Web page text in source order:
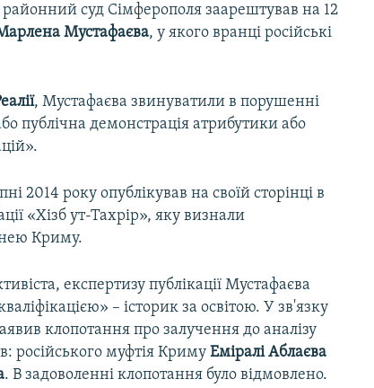
суд Сімферополя заарештував на 12
Мустафаєва, у якого вранці російські
, Мустафаєва звинуватили в порушенні
публічна демонстрація атрибутики або
2014 року опублікував на своїй сторінці в
«Хізб ут-Тахрір», яку визнали
нею Криму.
експертизу публікації Мустафаєва
– історик за освітою. У зв'язку
клопотання про залучення до аналізу
російського муфтія КримуЕміралі Аблаєва
. В задоволенні клопотання було відмовлено.